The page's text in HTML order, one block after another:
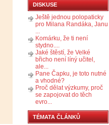
DISKUSE
Ještě jednou polopaticky
pro Milana Randáka, Janu
...
Komárku, že ti není
stydno....
Jaké štěstí, že Velké
břicho není líný učitel,
ale...
Pane Čapku, je toto nutné
a vhodné?
Proč dělat výzkumy, proč
se zapojovat do těch
evro...
TÉMATA ČLÁNKŮ